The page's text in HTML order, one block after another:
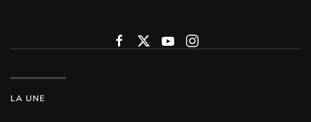
LA UNE